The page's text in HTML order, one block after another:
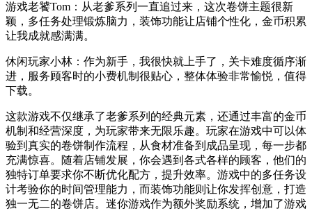
游戏老饕Tom：从老爹系列一直追过来，这次卷饼主题很新
颖，多任务处理锻炼脑力，装饰功能让店铺个性化，金币积累
让我成就感满满。
休闲玩家小林：作为新手，我很快就上手了，关卡难度循序渐
进，服务顾客时的小费机制很贴心，整体体验非常愉悦，值得
下载。
这款游戏不仅继承了老爹系列的经典元素，还通过丰富的金币
机制和经营深度，为玩家带来无限乐趣。玩家在游戏中可以体
验到真实的卷饼制作流程，从食材准备到成品呈现，每一步都
充满惊喜。随着店铺发展，你会遇到各式各样的顾客，他们的
独特订单要求你不断优化配方，提升效率。游戏中的多任务设
计考验你的时间管理能力，而装饰功能则让你发挥创意，打造
独一无二的卷饼店。迷你游戏作为额外奖励系统，增加了游戏